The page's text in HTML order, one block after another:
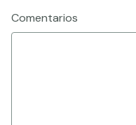
Comentarios